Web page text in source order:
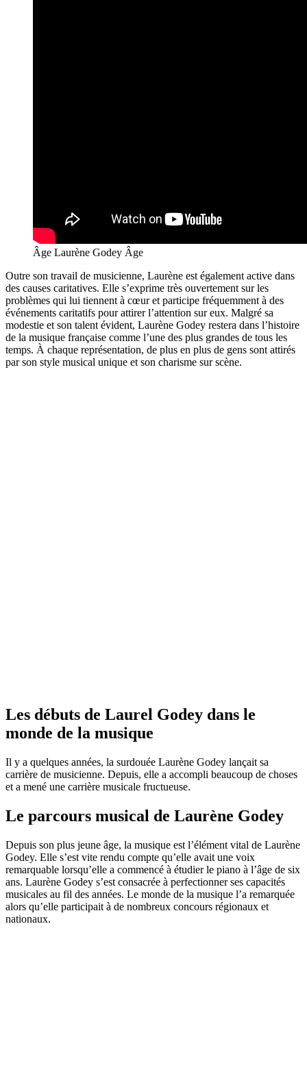
Âge Laurène Godey Âge
Outre son travail de musicienne, Laurène est également active dans
des causes caritatives. Elle s’exprime très ouvertement sur les
problèmes qui lui tiennent à cœur et participe fréquemment à des
événements caritatifs pour attirer l’attention sur eux. Malgré sa
modestie et son talent évident, Laurène Godey restera dans l’histoire
de la musique française comme l’une des plus grandes de tous les
temps. À chaque représentation, de plus en plus de gens sont attirés
par son style musical unique et son charisme sur scène.
Les débuts de Laurel Godey dans le
monde de la musique
Il y a quelques années, la surdouée Laurène Godey lançait sa
carrière de musicienne. Depuis, elle a accompli beaucoup de choses
et a mené une carrière musicale fructueuse.
Le parcours musical de Laurène Godey
Depuis son plus jeune âge, la musique est l’élément vital de Laurène
Godey. Elle s’est vite rendu compte qu’elle avait une voix
remarquable lorsqu’elle a commencé à étudier le piano à l’âge de six
ans. Laurène Godey s’est consacrée à perfectionner ses capacités
musicales au fil des années. Le monde de la musique l’a remarquée
alors qu’elle participait à de nombreux concours régionaux et
nationaux.